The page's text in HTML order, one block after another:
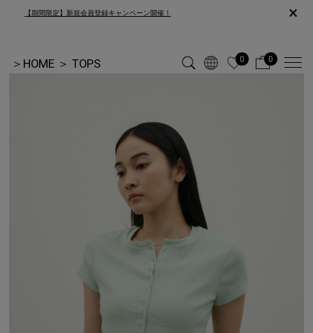
【期間限定】新規会員登録キャンペーン開催！ ×
＞ HOME ＞ TOPS 0 0